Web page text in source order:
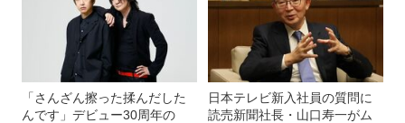
「さんざん擦った揉んだした
んです」デビュー30周年の
日本テレビ新入社員の質問に
読売新聞社長・山口寿一がム